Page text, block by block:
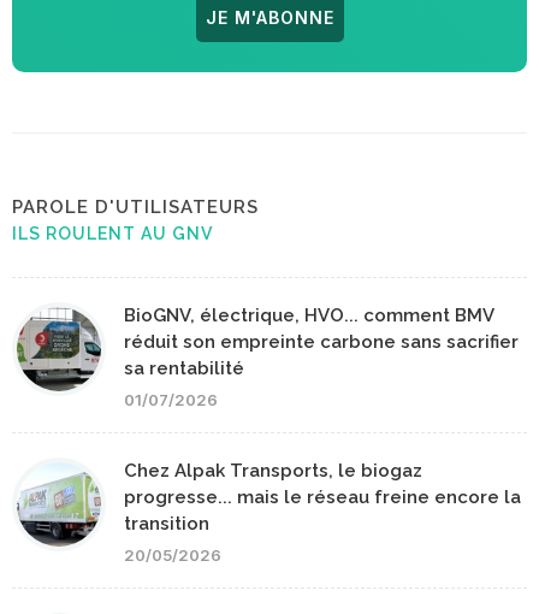
JE M'ABONNE
PAROLE D'UTILISATEURS
ILS ROULENT AU GNV
BioGNV, électrique, HVO... comment BMV
réduit son empreinte carbone sans sacrifier
sa rentabilité
01/07/2026
Chez Alpak Transports, le biogaz
progresse... mais le réseau freine encore la
transition
20/05/2026